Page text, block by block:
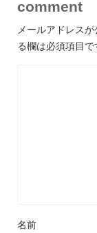
comment
メールアドレスが
る欄は必須項目で
名前